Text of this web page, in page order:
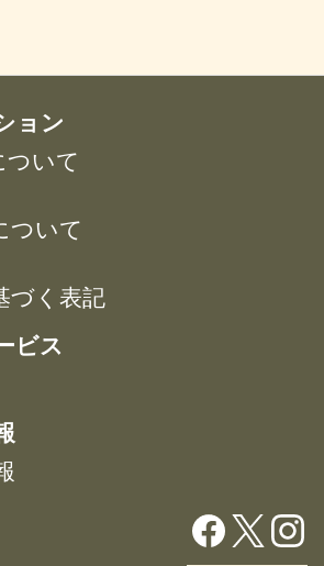
数
の
エ
シ
ン
り
す。
ョン
ついて
ついて
づく表記
ビス